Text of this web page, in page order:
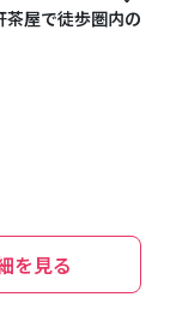
屋で徒歩圏内の
を見る